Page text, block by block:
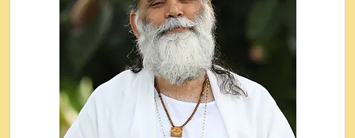
Rishikesh - Ratan Ji Rasik.mp3
तन हल दल द सनव मड उतत सर रख क, नल रव त
गल लग जव त सर उतत हथ रख द!.mp3
तू कर प्रीतम से प्रीत, यूहीं दिन बीतते जाते हैं ।
2018 - Rishikesh - Swami Gyananand Ji
Maharaj.mp3